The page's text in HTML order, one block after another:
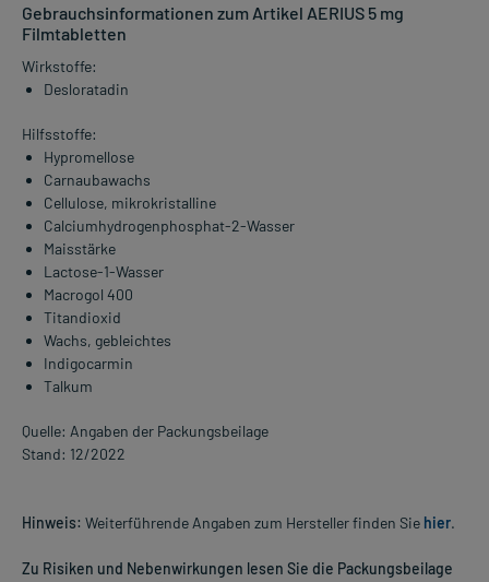
Gebrauchsinformationen zum Artikel AERIUS 5 mg
Filmtabletten
Wirkstoffe:
Desloratadin
Hilfsstoffe:
Hypromellose
Carnaubawachs
Cellulose, mikrokristalline
Calciumhydrogenphosphat-2-Wasser
Maisstärke
Lactose-1-Wasser
Macrogol 400
Titandioxid
Wachs, gebleichtes
Indigocarmin
Talkum
Quelle: Angaben der Packungsbeilage
Stand: 12/2022
Hinweis: Weiterführende Angaben zum Hersteller finden Sie hier.
Zu Risiken und Nebenwirkungen lesen Sie die Packungsbeilage